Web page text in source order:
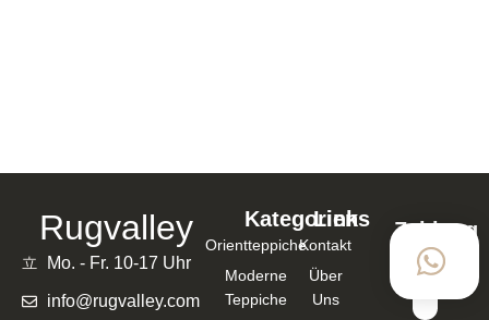
Rugvalley
Mo. - Fr. 10-17 Uhr
info@rugvalley.com
Kategorien
Orientteppiche
Moderne
Teppiche
Links
Kontakt
Über
Uns
Zahlung
mit